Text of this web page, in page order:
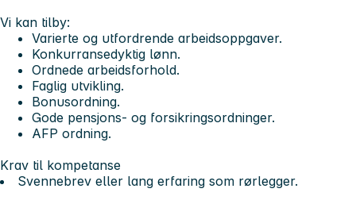
Vi kan tilby:
Varierte og utfordrende arbeidsoppgaver.
Konkurransedyktig lønn.
Ordnede arbeidsforhold.
Faglig utvikling.
Bonusordning.
Gode pensjons- og forsikringsordninger.
AFP ordning.
Krav til kompetanse
Svennebrev eller lang erfaring som rørlegger.